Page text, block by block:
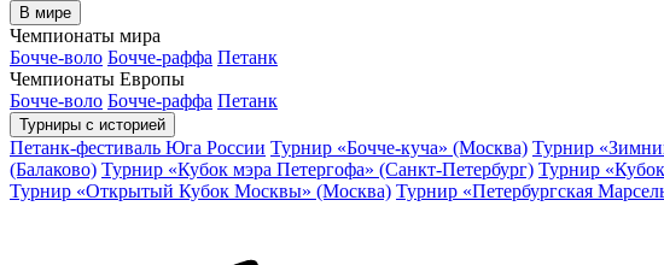
В мире
Чемпионаты мира
Бочче-воло Бочче-раффа Петанк
Чемпионаты Европы
Бочче-воло Бочче-раффа Петанк
Турниры с историей
Петанк-фестиваль Юга России Турнир «Бочче-куча» (Москва) Турнир
(Балаково) Турнир «Кубок мэра Петергофа» (Санкт-Петербург) Турнир
Турнир «Открытый Кубок Москвы» (Москва) Турнир «Петербургская